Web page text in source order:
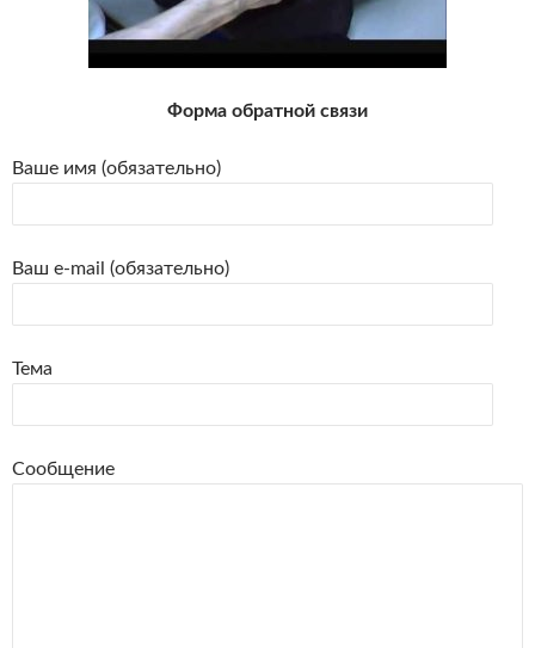
Форма обратной связи
Ваше имя (обязательно)
Ваш e-mail (обязательно)
Тема
Сообщение